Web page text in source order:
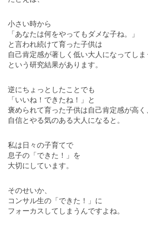
小さい時から
「あなたは何をやってもダメな子ね。」
と言われ続けて育った子供は
自己肯定感が著しく低い大人になってしま
という研究結果があります。
逆にちょっとしたことでも
「いいね！できたね！」と
褒められて育った子供は自己肯定感が高く
自信とやる気のある大人になると。
私は日々の子育てで
息子の「できた！」を
大切にしています。
そのせいか、
コンサル生の「できた！」に
フォーカスしてしまうんですよね。